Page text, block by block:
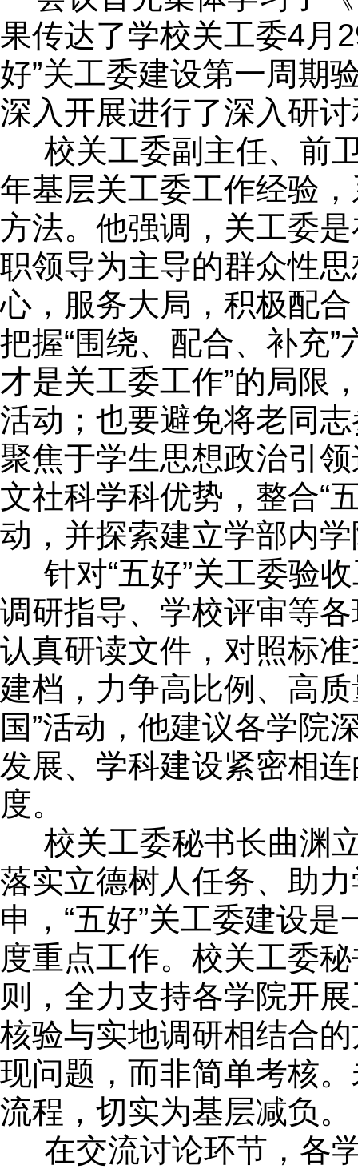
果传达了学校关工委4月
好”关工委建设第一周期
深入开展进行了深入研
校关工委副主任、前
年基层关工委工作经验
方法。他强调，关工委
职领导为主导的群众性
心，服务大局，积极配
把握“围绕、配合、补充
才是关工委工作”的局限
活动；也要避免将老同
聚焦于学生思想政治引
文社科学科优势，整合“
动，并探索建立学部内
针对“五好”关工委验
调研指导、学校评审等
认真研读文件，对照标
建档，力争高比例、高
国”活动，他建议各学院
发展、学科建设紧密相
度。
校关工委秘书长曲渊
落实立德树人任务、助
申，“五好”关工委建设
度重点工作。校关工委
则，全力支持各学院开
核验与实地调研相结合
现问题，而非简单考核
流程，切实为基层减负。
在交流讨论环节，各